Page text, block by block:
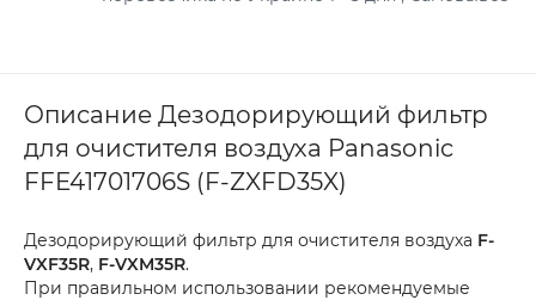
Описание Дезодорирующий фильтр
для очистителя воздуха Panasonic
FFE41701706S (F-ZXFD35X)
Дезодорирующий фильтр для очистителя воздуха F-
VXF35R, F-VXM35R.
При правильном использовании рекомендуемые